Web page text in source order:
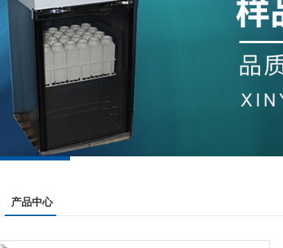
产品中心